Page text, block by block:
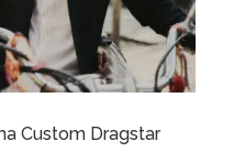
Custom Dragstar